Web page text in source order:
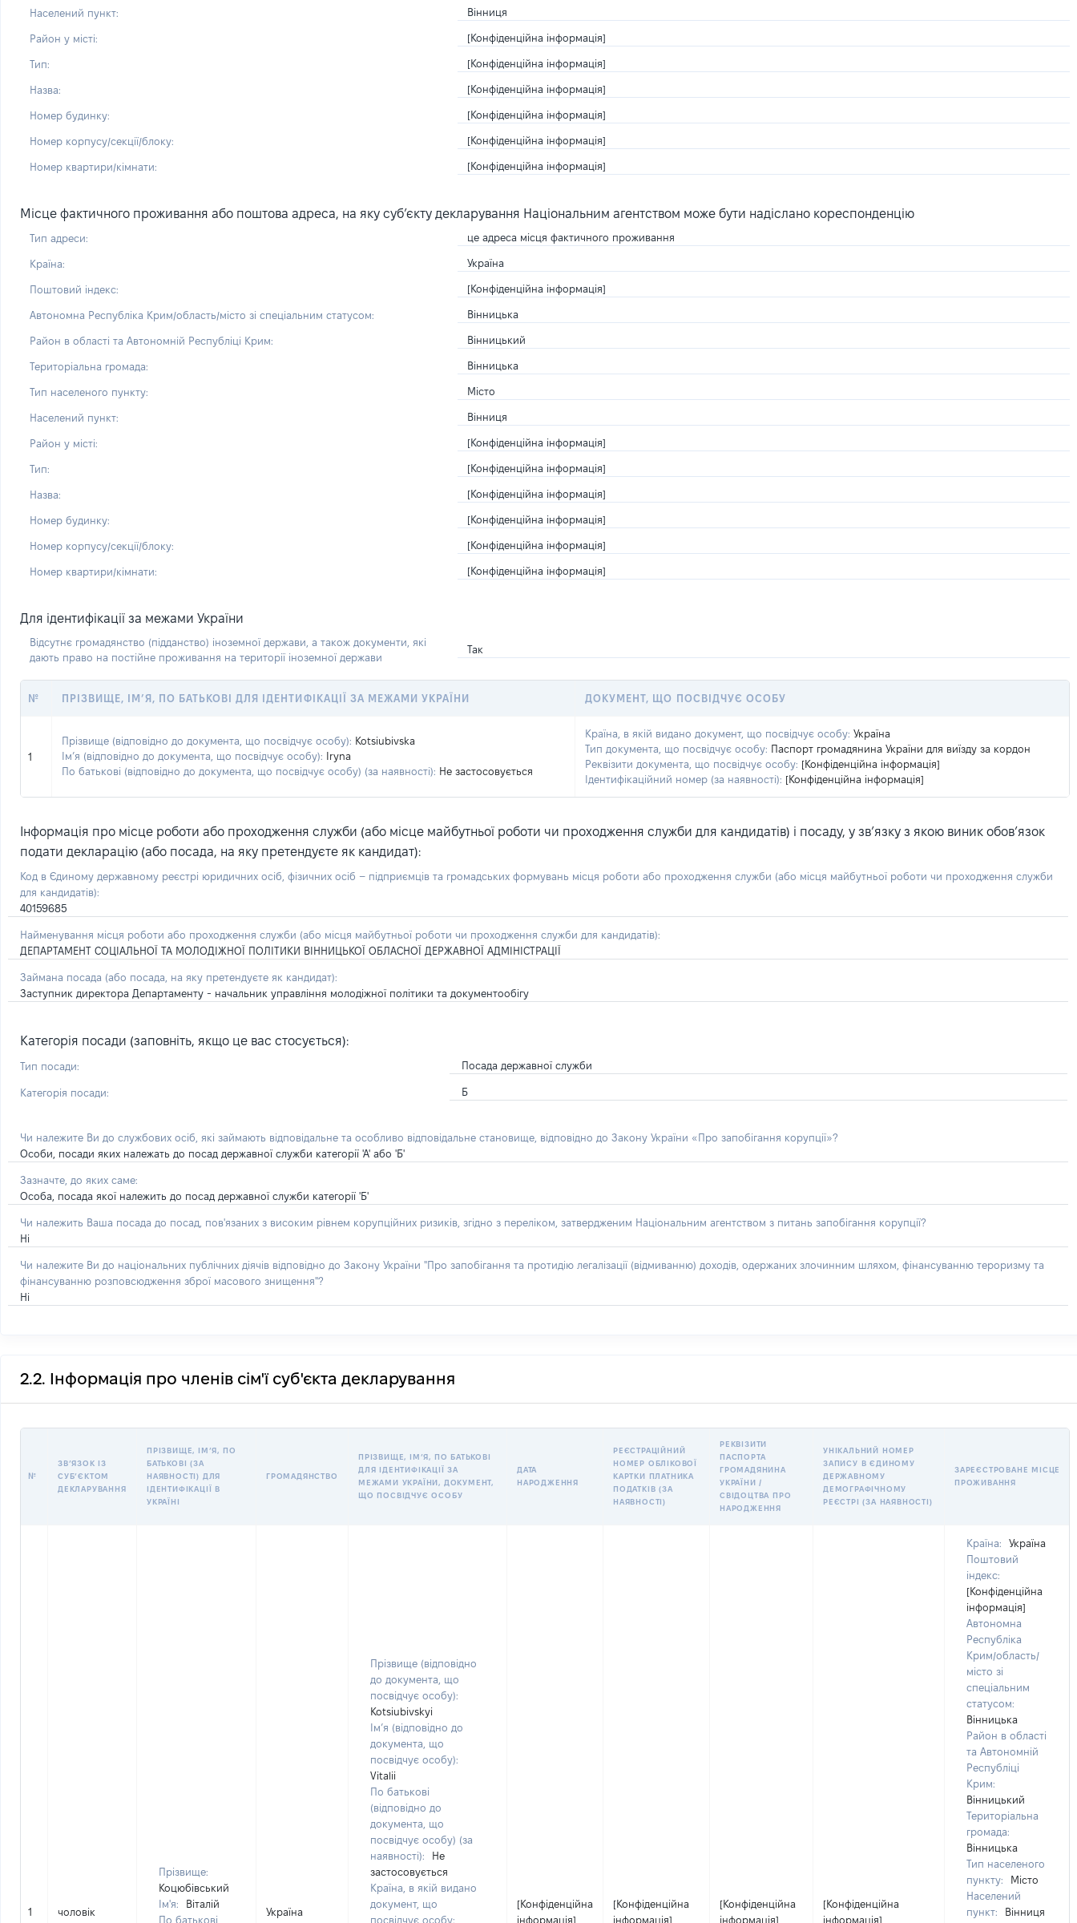
Населений пункт: Вінниця
Район у місті: [Конфіденційна інформація]
Тип: [Конфіденційна інформація]
Назва: [Конфіденційна інформація]
Номер будинку: [Конфіденційна інформація]
Номер корпусу/секції/блоку: [Конфіденційна інформація]
Номер квартири/кімнати: [Конфіденційна інформація]
Місце фактичного проживання або поштова адреса, на яку суб’єкту декларування Національним агентством може бути надіслано кореспонденцію
Тип адреси: це адреса місця фактичного проживання
Країна: Україна
Поштовий індекс: [Конфіденційна інформація]
Автономна Республіка Крим/область/місто зі спеціальним статусом: Вінницька
Район в області та Автономній Республіці Крим: Вінницький
Територіальна громада: Вінницька
Тип населеного пункту: Місто
Населений пункт: Вінниця
Район у місті: [Конфіденційна інформація]
Тип: [Конфіденційна інформація]
Назва: [Конфіденційна інформація]
Номер будинку: [Конфіденційна інформація]
Номер корпусу/секції/блоку: [Конфіденційна інформація]
Номер квартири/кімнати: [Конфіденційна інформація]
Для ідентифікації за межами України
Відсутнє громадянство (підданство) іноземної держави, а також документи, які
дають право на постійне проживання на території іноземної держави
Так
№ ПРІЗВИЩЕ, ІМ’Я, ПО БАТЬКОВІ ДЛЯ ІДЕНТИФІКАЦІЇ ЗА МЕЖАМИ УКРАЇНИ ДОКУМЕНТ, ЩО ПОСВІДЧУЄ ОСОБУ
1
Прізвище (відповідно до документа, що посвідчує особу): Kotsiubivska
Ім’я (відповідно до документа, що посвідчує особу):
Iryna
По батькові (відповідно до документа, що посвідчує особу) (за наявності): Не застосовується
Країна, в якій видано документ, що посвідчує особу: Україна
Тип документа, що посвідчує особу: Паспорт громадянина України для виїзду за кордон
Реквізити документа, що посвідчує особу: [Конфіденційна інформація]
Ідентифікаційний номер (за наявності): [Конфіденційна інформація]
Інформація про місце роботи або проходження служби (або місце майбутньої роботи чи проходження служби для кандидатів) і посаду, у зв’язку з якою виник обов’язок
подати декларацію (або посада, на яку претендуєте як кандидат):
Код в Єдиному державному реєстрі юридичних осіб, фізичних осіб – підприємців та громадських формувань місця роботи або проходження служби (або місця майбутньої роботи чи проходження служби
для кандидатів):
40159685
Найменування місця роботи або проходження служби (або місця майбутньої роботи чи проходження служби для кандидатів):
ДЕПАРТАМЕНТ СОЦІАЛЬНОЇ ТА МОЛОДІЖНОЇ ПОЛІТИКИ ВІННИЦЬКОЇ ОБЛАСНОЇ ДЕРЖАВНОЇ АДМІНІСТРАЦІЇ
Займана посада (або посада, на яку претендуєте як кандидат):
Заступник директора Департаменту - начальник управління молодіжної політики та документообігу
Категорія посади (заповніть, якщо це вас стосується):
Тип посади: Посада державної служби
Категорія посади: Б
Чи належите Ви до службових осіб, які займають відповідальне та особливо відповідальне становище, відповідно до Закону України «Про запобігання корупції»?
Особи, посади яких належать до посад державної служби категорії 'А' або 'Б'
Зазначте, до яких саме:
Особа, посада якої належить до посад державної служби категорії 'Б'
Чи належить Ваша посада до посад, пов'язаних з високим рівнем корупційних ризиків, згідно з переліком, затвердженим Національним агентством з питань запобігання корупції?
Ні
Чи належите Ви до національних публічних діячів відповідно до Закону України "Про запобігання та протидію легалізації (відмиванню) доходів, одержаних злочинним шляхом, фінансуванню тероризму та
фінансуванню розповсюдження зброї масового знищення"?
Ні
2.2. Інформація про членів сім'ї суб'єкта декларування
№
ЗВʼЯЗОК ІЗ
СУБʼЄКТОМ
ДЕКЛАРУВАННЯ
ПРІЗВИЩЕ, ІМʼЯ, ПО
БАТЬКОВІ (ЗА
НАЯВНОСТІ) ДЛЯ
ІДЕНТИФІКАЦІЇ В
УКРАЇНІ
ГРОМАДЯНСТВО
ПРІЗВИЩЕ, ІМʼЯ, ПО БАТЬКОВІ
ДЛЯ ІДЕНТИФІКАЦІЇ ЗА
МЕЖАМИ УКРАЇНИ, ДОКУМЕНТ,
ЩО ПОСВІДЧУЄ ОСОБУ
ДАТА
НАРОДЖЕННЯ
РЕЄСТРАЦІЙНИЙ
НОМЕР ОБЛІКОВОЇ
КАРТКИ ПЛАТНИКА
ПОДАТКІВ (ЗА
НАЯВНОСТІ)
РЕКВІЗИТИ
ПАСПОРТА
ГРОМАДЯНИНА
УКРАЇНИ /
СВІДОЦТВА ПРО
НАРОДЖЕННЯ
УНІКАЛЬНИЙ НОМЕР
ЗАПИСУ В ЄДИНОМУ
ДЕРЖАВНОМУ
ДЕМОГРАФІЧНОМУ
РЕЄСТРІ (ЗА НАЯВНОСТІ)
ЗАРЕЄСТРОВАНЕ МІСЦЕ
ПРОЖИВАННЯ
1 чоловік
Прізвище:
Коцюбівський
Ім'я:
Віталій
По батькові
Україна
Прізвище (відповідно
до документа, що
посвідчує особу):
Kotsiubivskyi
Ім’я (відповідно до
документа, що
посвідчує особу):
Vitalii
По батькові
(відповідно до
документа, що
посвідчує особу) (за
наявності):
Не
застосовується
Країна, в якій видано
документ, що
посвідчує особу:
[Конфіденційна
інформація]
[Конфіденційна
інформація]
[Конфіденційна
інформація]
[Конфіденційна
інформація]
Країна:
Україна
Поштовий
індекс:
[Конфіденційна
інформація]
Автономна
Республіка
Крим/область/
місто зі
спеціальним
статусом:
Вінницька
Район в області
та Автономній
Республіці
Крим:
Вінницький
Територіальна
громада:
Вінницька
Тип населеного
пункту:
Місто
Населений
пункт:
Вінниця